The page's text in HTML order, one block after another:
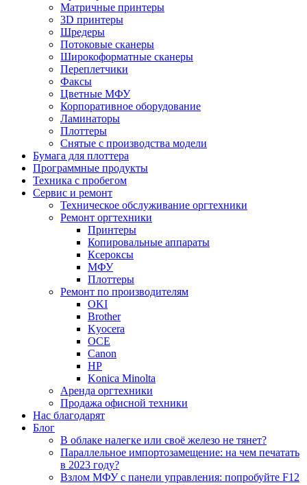
Матричные принтеры
3D принтеры
Шредеры
Потоковые сканеры
Широкоформатные сканеры
Переплетчики
Факсы
Цветные МФУ
Корпоративное оборудование
Ламинаторы
Плоттеры
Снятые с производства модели
Бумага для плоттера
Программные продукты
Техника с пробегом
Сервис и ремонт
Техническое обслуживание оргтехники
Ремонт оргтехники
Принтеры
Копировальные аппараты
Ксероксы
МФУ
Плоттеры
Ремонт по производителям
OKI
Brother
Kyocera
OCE
Canon
HP
Konica Minolta
Аренда оргтехники
Продажа офисной техники
Нас благодарят
Блог
В облаке налегке или своё железо не тянет?
Параллельное импортозамещение: на чем печатать
в 2023 году?
Взлом МФУ с панели управления: попробуйте F12